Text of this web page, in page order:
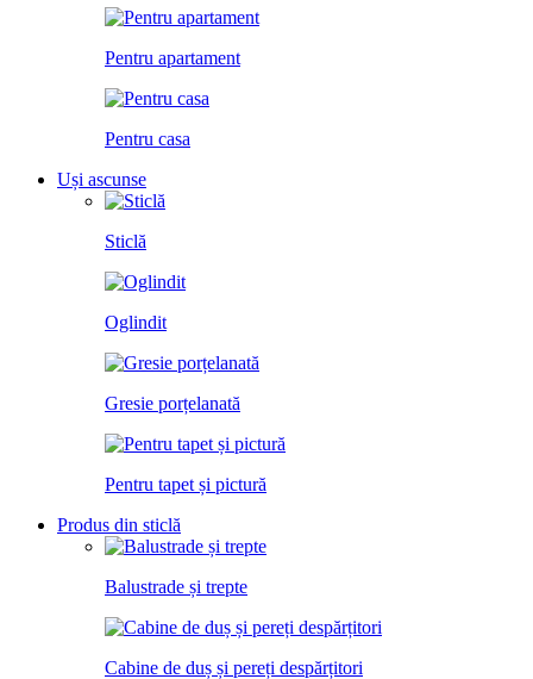
Pentru apartament
Pentru casa
Uși ascunse
Sticlă
Oglindit
Gresie porțelanată
Pentru tapet și pictură
Produs din sticlă
Balustrade și trepte
Cabine de duș și pereți despărțitori